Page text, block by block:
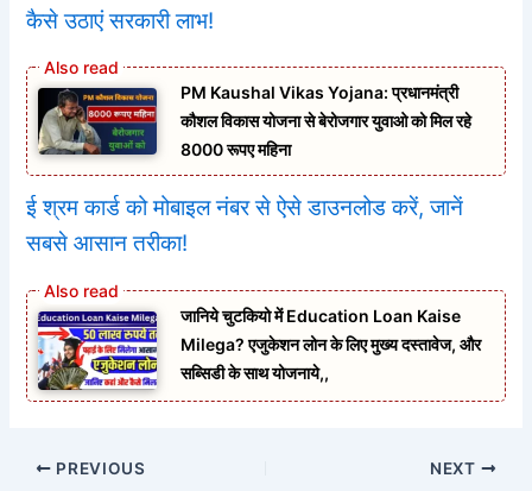
कैसे उठाएं सरकारी लाभ!
PM Kaushal Vikas Yojana: प्रधानमंत्री
कौशल विकास योजना से बेरोजगार युवाओ को मिल रहे
8000 रूपए महिना
ई श्रम कार्ड को मोबाइल नंबर से ऐसे डाउनलोड करें, जानें
सबसे आसान तरीका!
जानिये चुटकियो में Education Loan Kaise
Milega? एजुकेशन लोन के लिए मुख्य दस्तावेज, और
सब्सिडी के साथ योजनाये,,
PREVIOUS NEXT